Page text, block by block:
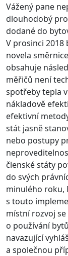
Vážený pane
dlouhodobý
dodané do
V prosinci
novela
obsahuje
měřičů není
spotřeby tepla
nákladově
efektivní
stát jasně
nebo postupy
členské státy
do svých
minulého roku,
s touto
místní rozvoj
o používání
navazující
a společnou